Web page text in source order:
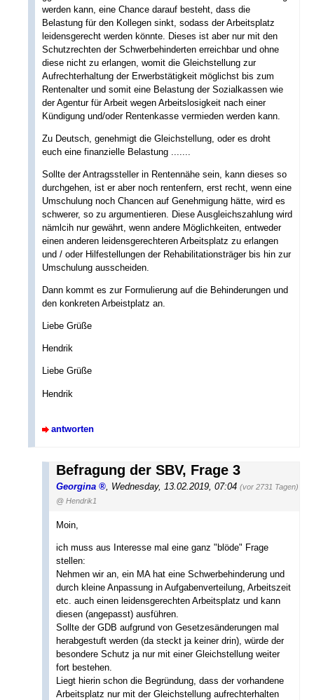
werden kann, eine Chance darauf besteht, dass die
Belastung für den Kollegen sinkt, sodass der Arbeitsplatz
leidensgerecht werden könnte. Dieses ist aber nur mit den
Schutzrechten der Schwerbehinderten erreichbar und ohne
diese nicht zu erlangen, womit die Gleichstellung zur
Aufrechterhaltung der Erwerbstätigkeit möglichst bis zum
Rentenalter und somit eine Belastung der Sozialkassen wie
der Agentur für Arbeit wegen Arbeitslosigkeit nach einer
Kündigung und/oder Rentenkasse vermieden werden kann.
Zu Deutsch, genehmigt die Gleichstellung, oder es droht
euch eine finanzielle Belastung .......
Sollte der Antragssteller in Rentennähe sein, kann dieses so
durchgehen, ist er aber noch rentenfern, erst recht, wenn eine
Umschulung noch Chancen auf Genehmigung hätte, wird es
schwerer, so zu argumentieren. Diese Ausgleichszahlung wird
nämlcih nur gewährt, wenn andere Möglichkeiten, entweder
einen anderen leidensgerechteren Arbeitsplatz zu erlangen
und / oder Hilfestellungen der Rehabilitationsträger bis hin zur
Umschulung ausscheiden.
Dann kommt es zur Formulierung auf die Behinderungen und
den konkreten Arbeistplatz an.
Liebe Grüße
Hendrik
Liebe Grüße
Hendrik
antworten
Befragung der SBV, Frage 3
Georgina Wednesday, 13.02.2019, 07:04 (vor 2731 Tagen)
@ Hendrik1
Moin,
ich muss aus Interesse mal eine ganz "blöde" Frage
stellen:
Nehmen wir an, ein MA hat eine Schwerbehinderung und
durch kleine Anpassung in Aufgabenverteilung, Arbeitszeit
etc. auch einen leidensgerechten Arbeitsplatz und kann
diesen (angepasst) ausführen.
Sollte der GDB aufgrund von Gesetzesänderungen mal
herabgestuft werden (da steckt ja keiner drin), würde der
besondere Schutz ja nur mit einer Gleichstellung weiter
fort bestehen.
Liegt hierin schon die Begründung, dass der vorhandene
Arbeitsplatz nur mit der Gleichstellung aufrechterhalten